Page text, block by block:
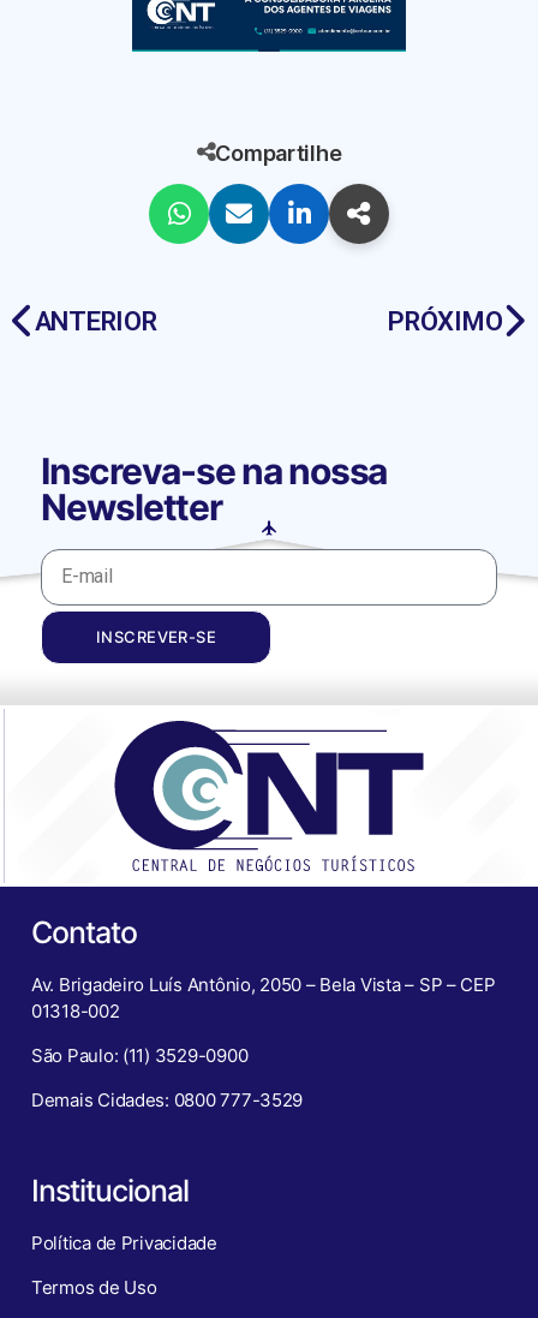
Compartilhe
ANTERIOR PRÓXIMO
Inscreva-se na nossa
Newsletter
INSCREVER-SE
Contato
Av. Brigadeiro Luís Antônio, 2050 – Bela Vista – SP – CEP
01318-002
São Paulo: (11) 3529-0900
Demais Cidades: 0800 777-3529
Institucional
Política de Privacidade
Termos de Uso